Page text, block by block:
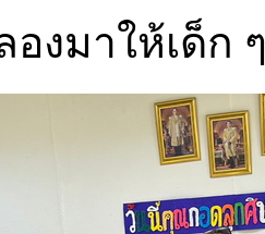
งมาให้เด็ก